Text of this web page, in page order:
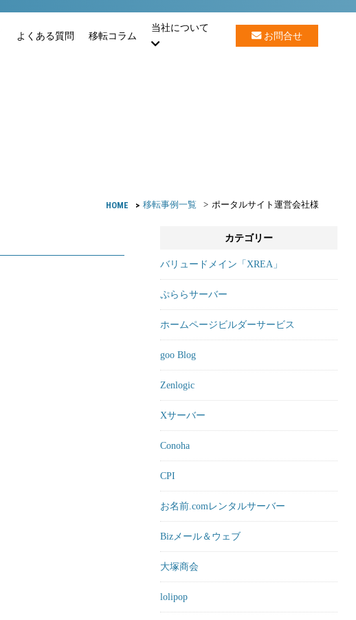
よくある質問 移転コラム
当社について
お問合せ
HOME 移転事例一覧 ポータルサイト運営会社様
カテゴリー
バリュードメイン「XREA」
ぷららサーバー
ホームページビルダーサービス
goo Blog
Zenlogic
Xサーバー
Conoha
CPI
お名前.comレンタルサーバー
Bizメール＆ウェブ
大塚商会
lolipop